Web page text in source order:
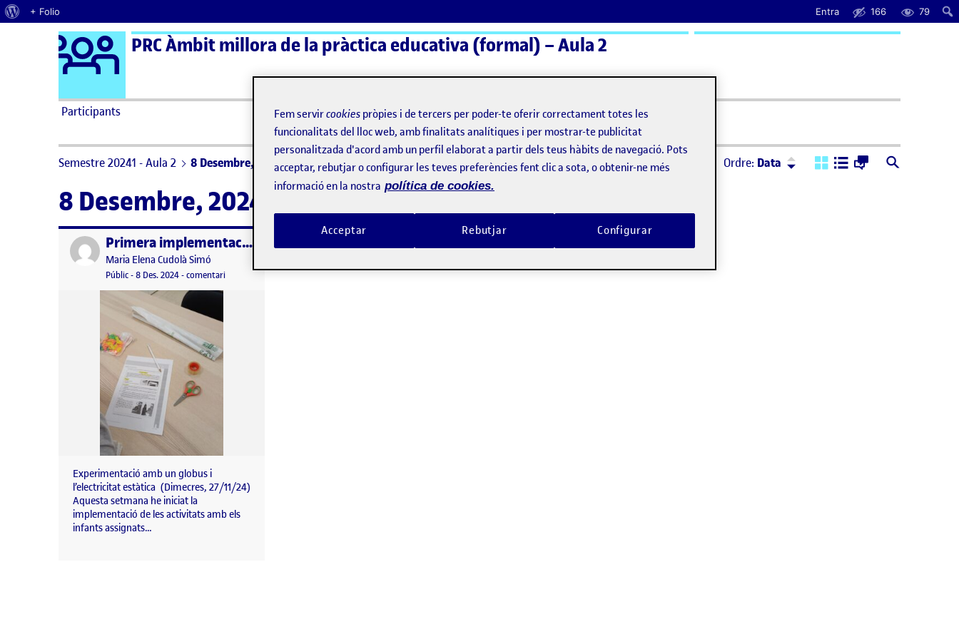
Quant al WordPress
+ Folio Entra 166 79
Saltar al contingut Logo Ágora
PRC Àmbit millora de la pràctica educativa (formal) – Aula 2
Participants ActiFolios Ajuda
Semestre 20241 - Aula 2 8 Desembre, 2024 Ordre: Data Ordre: Descendent
8 Desembre, 2024
Publicat per Primera implementació de la intervenció
Publicat per
Maria Elena Cudolà Simó
Visibilitat:
Públic-Data de publicació
8 Des. 202411 gener, 2025 4:34 pm
-comentariel Primera implementació de la intervenció
Experimentació amb un globus i
l’electricitat estàtica (Dimecres, 27/11/24)
Aquesta setmana he iniciat la
implementació de les activitats amb els
infants assignats…
Fem servircookies pròpies i de tercers per poder-te oferir correctament totes les
funcionalitats del lloc web, amb finalitats analítiques i per mostrar-te publicitat
personalitzada d'acord amb un perfil elaborat a partir dels teus hàbits de navegació. Pots
acceptar, rebutjar o configurar les teves preferències fent clic a sota, o obtenir-ne més
informació en la nostra política de cookies.
Rebutjar
Acceptar Configurar